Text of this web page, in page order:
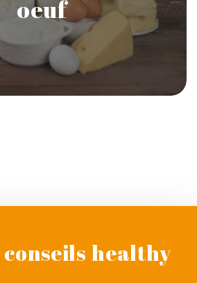
oeuf
healthy